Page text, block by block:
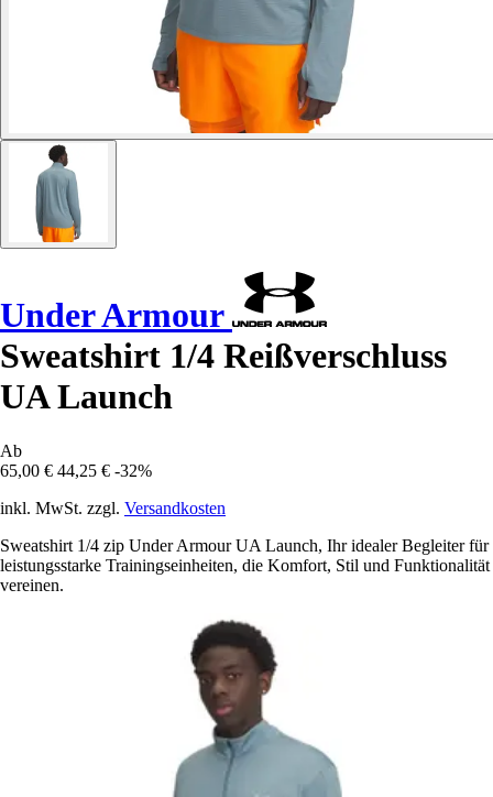
Under Armour
Sweatshirt 1/4 Reißverschluss
UA Launch
Ab
65,00 € 44,25 € -32%
inkl. MwSt. zzgl. Versandkosten
Sweatshirt 1/4 zip Under Armour UA Launch, Ihr idealer Begleiter für
leistungsstarke Trainingseinheiten, die Komfort, Stil und Funktionalität
vereinen.